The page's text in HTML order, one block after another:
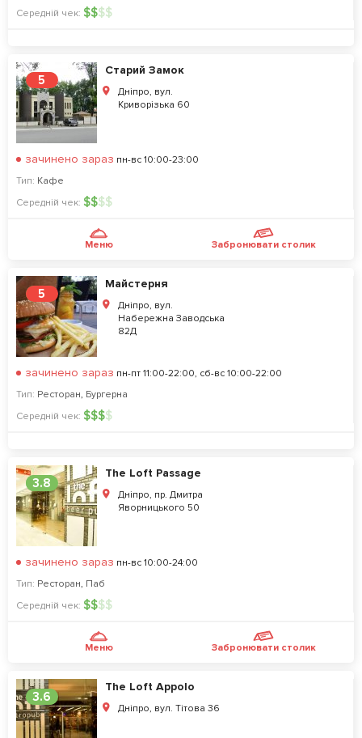
Середній чек: $$$$
5
Старий Замок
Дніпро, вул.
Криворізька 60
зачинено зараз пн-вс 10:00-23:00
Тип: Кафе
Середній чек: $$$$
Меню Забронювати столик
5
Майстерня
Дніпро, вул.
Набережна Заводська
82Д
зачинено зараз пн-пт 11:00-22:00, сб-вс 10:00-22:00
Тип: Ресторан, Бургерна
Середній чек: $$$$
3.8
The Loft Passage
Дніпро, пр. Дмитра
Яворницького 50
зачинено зараз пн-вс 10:00-24:00
Тип: Ресторан, Паб
Середній чек: $$$$
Меню Забронювати столик
3.6
The Loft Appolo
Дніпро, вул. Тiтова 36